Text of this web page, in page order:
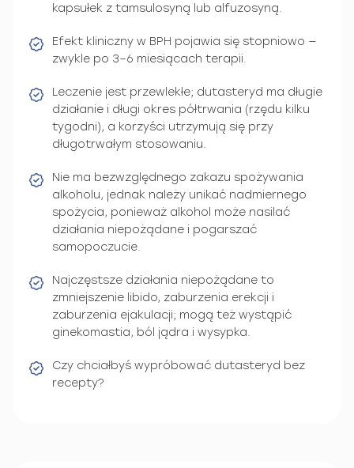
kapsułek z tamsulosyną lub alfuzosyną.
Efekt kliniczny w BPH pojawia się stopniowo —
zwykle po 3–6 miesiącach terapii.
Leczenie jest przewlekłe; dutasteryd ma długie
działanie i długi okres półtrwania (rzędu kilku
tygodni), a korzyści utrzymują się przy
długotrwałym stosowaniu.
Nie ma bezwzględnego zakazu spożywania
alkoholu, jednak należy unikać nadmiernego
spożycia, ponieważ alkohol może nasilać
działania niepożądane i pogarszać
samopoczucie.
Najczęstsze działania niepożądane to
zmniejszenie libido, zaburzenia erekcji i
zaburzenia ejakulacji; mogą też wystąpić
ginekomastia, ból jądra i wysypka.
Czy chciałbyś wypróbować dutasteryd bez
recepty?